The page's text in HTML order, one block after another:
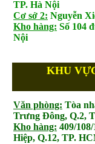
TP. Hà Nội
Cơ sở 2: Nguyễn
Kho hàng: Số 104
Nội
KHU
Văn phòng: Tòa
Trưng Đông, Q.2,
Kho hàng: 409/
Hiệp, Q.12, TP.